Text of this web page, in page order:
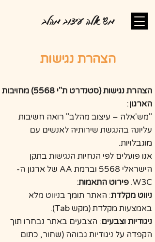
מש'אלה עיצוב מהלב
הצהרת נגישות
הצהרת נגישות (סטנדרט ת"י 5568) מחויבות
הארגון:
"מש'אלה – עיצוב מהלב" רואה חשיבות
עליונה בהנגשת שירותיה לאנשים עם
מוגבלויות.
אנו פועלים לפי הנחיות הנגישות בתקן
הישראלי 5568 וברמת AA של ארגון ה-
W3C. פירוט התאמות:
ניווט מקלדת: האתר תומך בניווט מלא
באמצעות מקלדת (מקש Tab).
ניגודיות וצבעים: הצבעים באתר נבחרו תוך
הקפדה על ניגודיות גבוהה (שחור, כתום